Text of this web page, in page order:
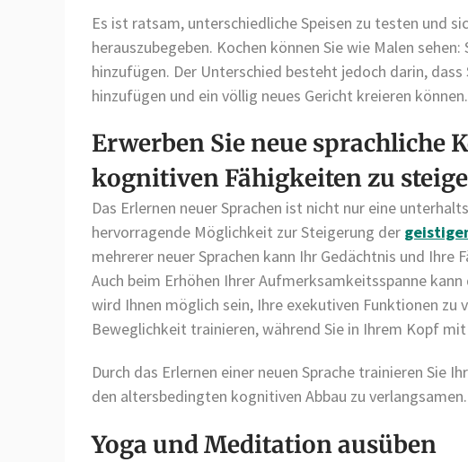
Es ist ratsam, unterschiedliche Speisen zu testen und
herauszubegeben. Kochen können Sie wie Malen
hinzufügen. Der Unterschied besteht jedoch darin,
hinzufügen und ein völlig neues Gericht kreieren können.
Erwerben Sie neue sprachliche
kognitiven Fähigkeiten zu
Das Erlernen neuer Sprachen ist nicht nur eine
hervorragende Möglichkeit zur Steigerung der
mehrerer neuer Sprachen kann Ihr Gedächtnis und Ihre
Auch beim Erhöhen Ihrer Aufmerksamkeitsspanne kann
wird Ihnen möglich sein, Ihre exekutiven Funktionen zu
Beweglichkeit trainieren, während Sie in Ihrem Kopf
Durch das Erlernen einer neuen Sprache trainieren Sie
den altersbedingten kognitiven Abbau zu verlangsamen.
Yoga und Meditation ausüben